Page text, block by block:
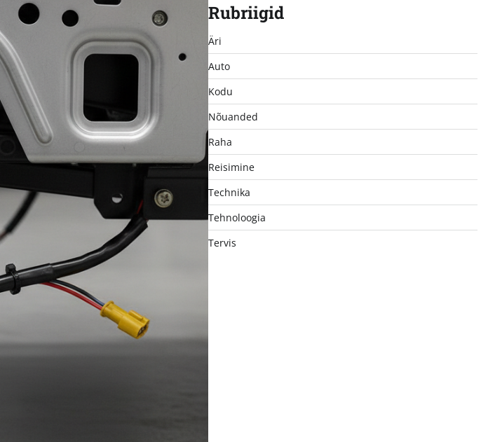
Rubriigid
Äri
Auto
Kodu
Nõuanded
Raha
Reisimine
Technika
Tehnoloogia
Tervis